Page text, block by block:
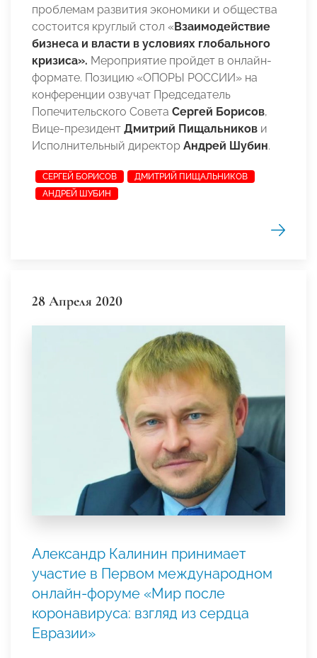
проблемам развития экономики и общества
состоится круглый стол «Взаимодействие
бизнеса и власти в условиях глобального
кризиса». Мероприятие пройдет в онлайн-
формате. Позицию «ОПОРЫ РОССИИ» на
конференции озвучат Председатель
Попечительского Совета Сергей Борисов,
Вице-президент Дмитрий Пищальников и
Исполнительный директор Андрей Шубин.
СЕРГЕЙ БОРИСОВ
ДМИТРИЙ ПИЩАЛЬНИКОВ
АНДРЕЙ ШУБИН
28 Апреля 2020
Александр Калинин принимает
участие в Первом международном
онлайн-форуме «Мир после
коронавируса: взгляд из сердца
Евразии»